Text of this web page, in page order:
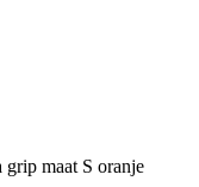
grip maat S oranje